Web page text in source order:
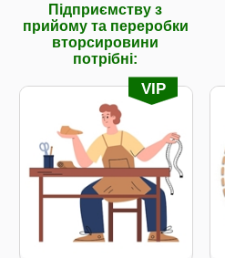
Підприємству з
прийому та переробки
вторсировини
потрібні:
VIP